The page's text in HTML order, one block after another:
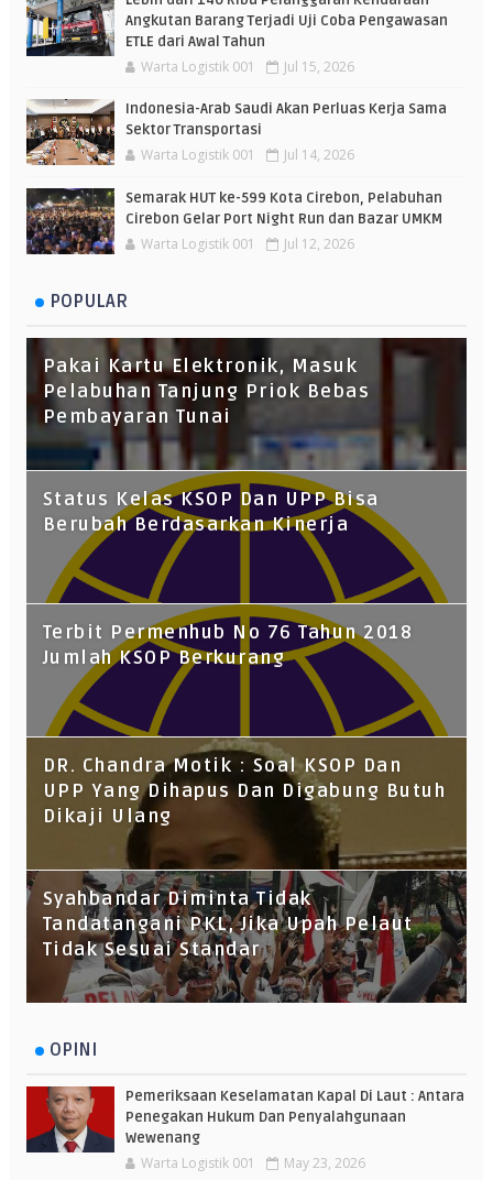
Angkutan Barang Terjadi Uji Coba Pengawasan
ETLE dari Awal Tahun
Warta Logistik 001 Jul 15, 2026
Indonesia-Arab Saudi Akan Perluas Kerja Sama
Sektor Transportasi
Warta Logistik 001 Jul 14, 2026
Semarak HUT ke-599 Kota Cirebon, Pelabuhan
Cirebon Gelar Port Night Run dan Bazar UMKM
Warta Logistik 001 Jul 12, 2026
POPULAR
Pakai Kartu Elektronik, Masuk
Pelabuhan Tanjung Priok Bebas
Pembayaran Tunai
Status Kelas KSOP Dan UPP Bisa
Berubah Berdasarkan Kinerja
Terbit Permenhub No 76 Tahun 2018
Jumlah KSOP Berkurang
DR. Chandra Motik : Soal KSOP Dan
UPP Yang Dihapus Dan Digabung Butuh
Dikaji Ulang
Syahbandar Diminta Tidak
Tandatangani PKL, Jika Upah Pelaut
Tidak Sesuai Standar
OPINI
Pemeriksaan Keselamatan Kapal Di Laut : Antara
Penegakan Hukum Dan Penyalahgunaan
Wewenang
Warta Logistik 001 May 23, 2026